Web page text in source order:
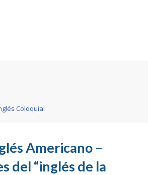
Coloquial
Americano –
del “inglés de la